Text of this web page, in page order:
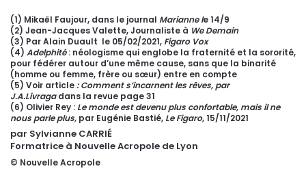
(1) Mikaël Faujour, dans le journal Marianne le 14/9
(2) Jean-Jacques Valette,Journaliste à We Demain
(3) Par Alain Duault le 05/02/2021, Figaro Vox
(4) Adelphité: néologisme qui englobe la fraternité et la sororité,
pour fédérer autour d’une même cause, sans que la binarité
(homme ou femme, frère ou sœur) entre en compte
(5) Voir article: Comment s’incarnent les rêves, par
J.A.Livragadans la revue page 31
(6) Olivier Rey : Le monde est devenu plus confortable, mais il ne
nous parle plus, par Eugénie Bastié, Le Figaro, 15/11/2021
par Sylvianne CARRIÉ
Formatrice à Nouvelle Acropole de Lyon
© Nouvelle Acropole